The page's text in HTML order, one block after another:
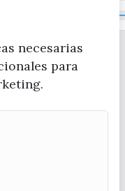
necesarias
para